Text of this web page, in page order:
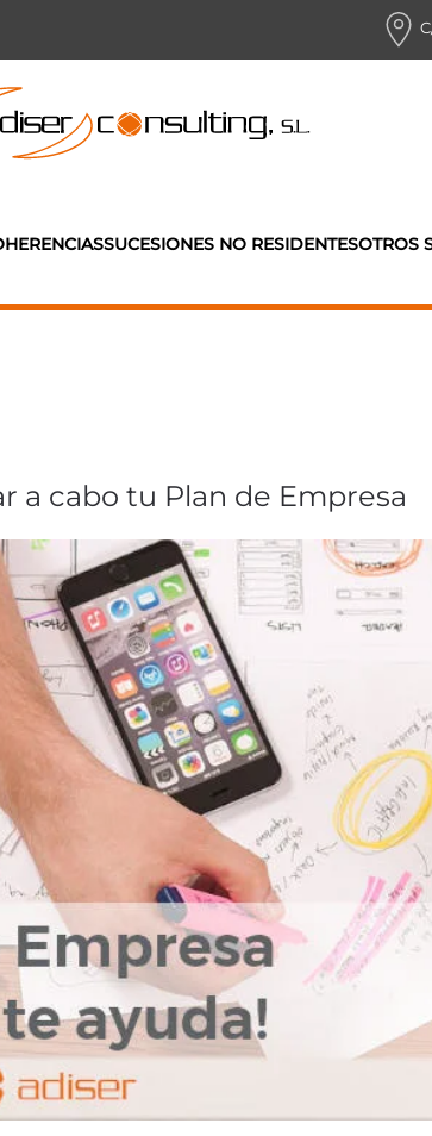
HERENCIASSUCESIONES NO RESIDENTESOTROS
a cabo tu Plan de Empresa